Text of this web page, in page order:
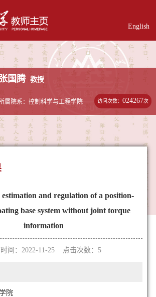
English
国腾 教授
属院系：控制科学与工程学院 访问次数：024267次
and regulation of a position-
base system without joint torque
information
间：2022-11-25 点击次数： 5
院